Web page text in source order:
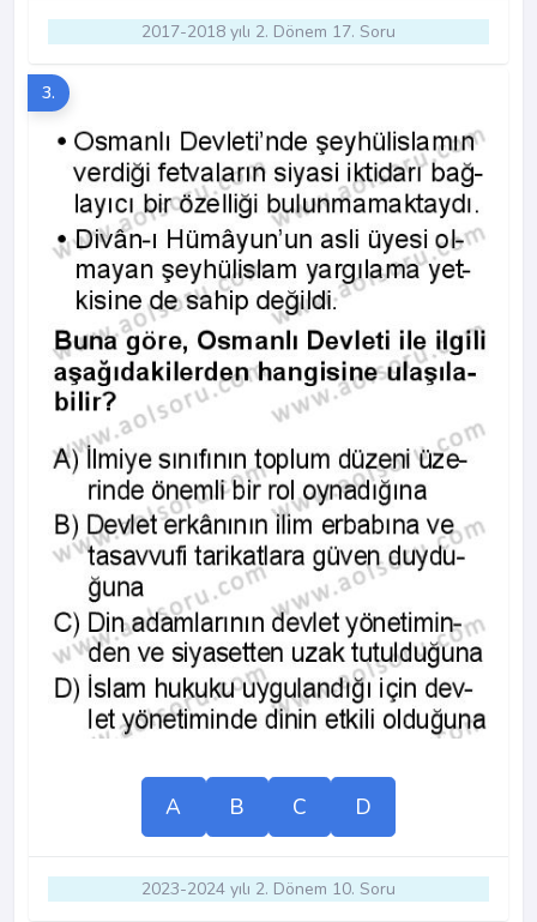
2017-2018 yılı 2. Dönem 17. Soru
3.
A B C D
2023-2024 yılı 2. Dönem 10. Soru